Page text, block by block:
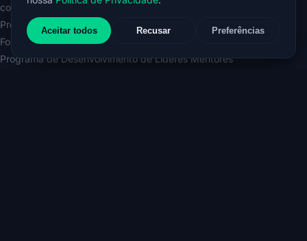
company
Programa de Mentoring Organizacional
Formação e Certificação Internacional em Liderança Mentora
Programa de Desenvolvimento de Líderes Mentores
Aceitar todos Recusar Preferências